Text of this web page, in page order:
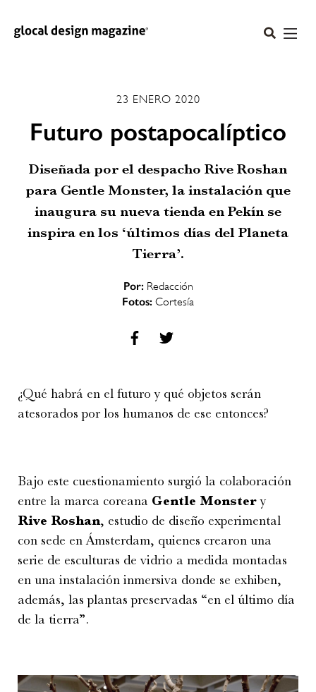
23 ENERO 2020
Futuro postapocalíptico
Diseñada por el despacho Rive Roshan
para Gentle Monster, la instalación que
inaugura su nueva tienda en Pekín se
inspira en los ‘últimos días del Planeta
Tierra’.
Por: Redacción
Fotos: Cortesía
¿Qué habrá en el futuro y qué objetos serán
atesorados por los humanos de ese entonces?
Bajo este cuestionamiento surgió la colaboración
entre la marca coreana Gentle Monstery
Rive Roshan, estudio de diseño experimental
con sede en Ámsterdam, quienes crearon una
serie de esculturas de vidrio a medida montadas
en una instalación inmersiva donde se exhiben,
además, las plantas preservadas “en el último día
de la tierra”.